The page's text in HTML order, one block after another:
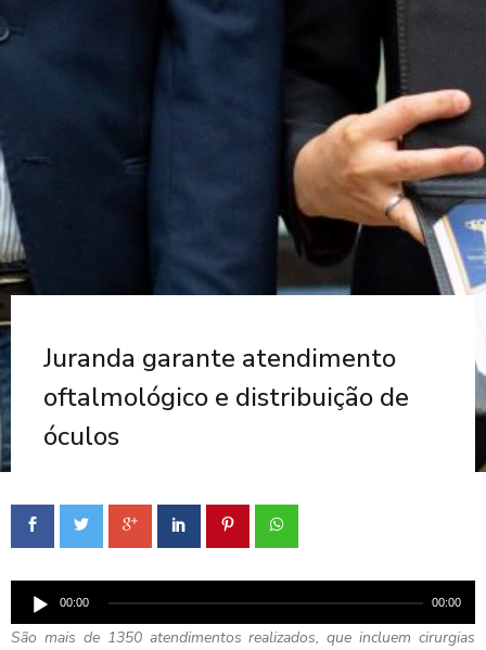
Juranda garante atendimento
oftalmológico e distribuição de
óculos
Tocador
de
00:00 00:00
São mais de 1350 atendimentos realizados, que incluem cirurgias